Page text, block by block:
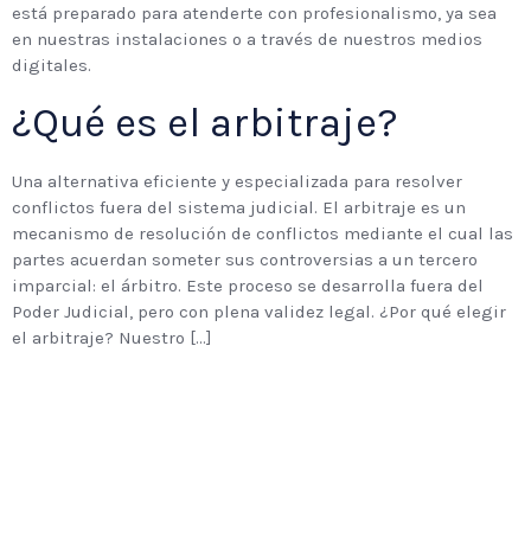
está preparado para atenderte con profesionalismo, ya sea
en nuestras instalaciones o a través de nuestros medios
digitales.
¿Qué es el arbitraje?
Una alternativa eficiente y especializada para resolver
conflictos fuera del sistema judicial. El arbitraje es un
mecanismo de resolución de conflictos mediante el cual las
partes acuerdan someter sus controversias a un tercero
imparcial: el árbitro. Este proceso se desarrolla fuera del
Poder Judicial, pero con plena validez legal. ¿Por qué elegir
el arbitraje? Nuestro […]